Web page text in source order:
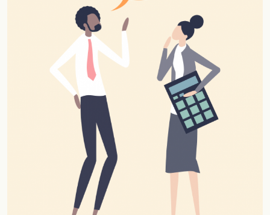
Artiklar
Filosofi
Kontakt